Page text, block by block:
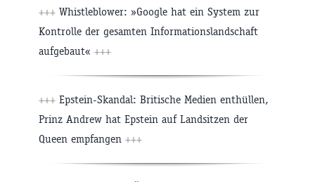
+++ Whistleblower: »Google hat ein System zur
Kontrolle der gesamten Informationslandschaft
aufgebaut« +++
+++ Epstein-Skandal: Britische Medien enthüllen,
Prinz Andrew hat Epstein auf Landsitzen der
Queen empfangen +++